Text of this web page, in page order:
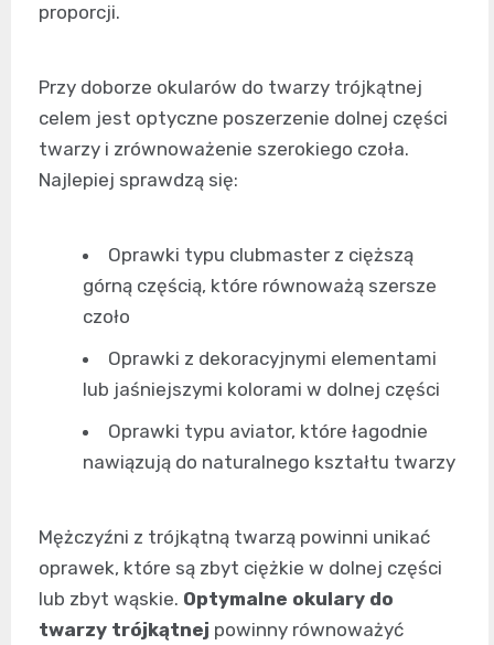
proporcji.
Przy doborze okularów do twarzy trójkątnej
celem jest optyczne poszerzenie dolnej części
twarzy i zrównoważenie szerokiego czoła.
Najlepiej sprawdzą się:
Oprawki typu clubmaster z cięższą
górną częścią, które równoważą szersze
czoło
Oprawki z dekoracyjnymi elementami
lub jaśniejszymi kolorami w dolnej części
Oprawki typu aviator, które łagodnie
nawiązują do naturalnego kształtu twarzy
Mężczyźni z trójkątną twarzą powinni unikać
oprawek, które są zbyt ciężkie w dolnej części
lub zbyt wąskie. Optymalne okulary do
twarzy trójkątnej powinny równoważyć